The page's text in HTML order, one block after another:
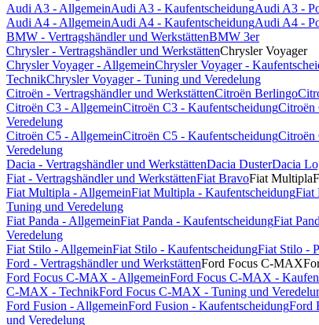
Audi A3 - AllgemeinAudi A3 - KaufentscheidungAudi A3 -
Audi A4 - AllgemeinAudi A4 - KaufentscheidungAudi A4 -
BMW - Vertragshändler und WerkstättenBMW 3er
Chrysler - Vertragshändler und WerkstättenChrysler Voyager
Chrysler Voyager - AllgemeinChrysler Voyager -
TechnikChrysler Voyager - Tuning und Veredelung
Citroën - Vertragshändler und WerkstättenCitroën Berlingo
Citroën C3 - AllgemeinCitroën C3 - KaufentscheidungCitroën
Veredelung
Citroën C5 - AllgemeinCitroën C5 - KaufentscheidungCitroën
Veredelung
Dacia - Vertragshändler und WerkstättenDacia DusterDacia
Fiat - Vertragshändler und WerkstättenFiat BravoFiat Multipla
Fiat Multipla - AllgemeinFiat Multipla - KaufentscheidungFiat
Tuning und Veredelung
Fiat Panda - AllgemeinFiat Panda - KaufentscheidungFiat
Veredelung
Fiat Stilo - AllgemeinFiat Stilo - KaufentscheidungFiat Stilo -
Ford - Vertragshändler und WerkstättenFord Focus C-MAX
Ford Focus C-MAX - AllgemeinFord Focus C-MAX -
C-MAX - TechnikFord Focus C-MAX - Tuning und
Ford Fusion - AllgemeinFord Fusion - KaufentscheidungFord
und Veredelung